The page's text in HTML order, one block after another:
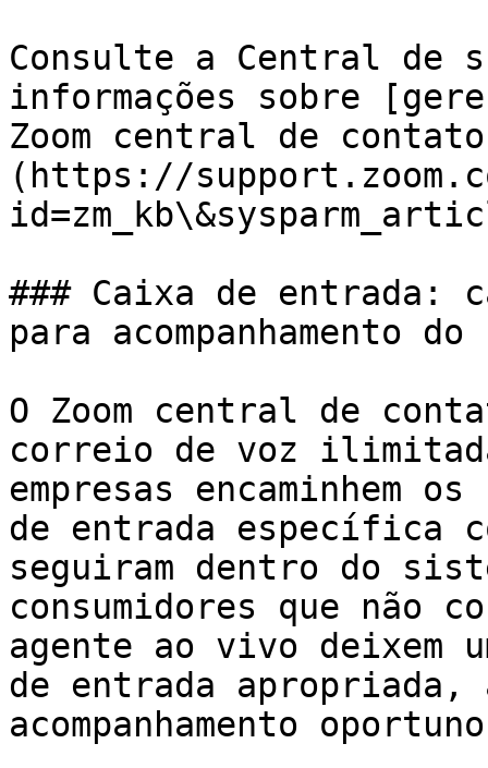
Consulte a Central de
informações sobre
Zoom central de
(https://
### Caixa de entrada:
para acompanhamento do
O Zoom central de
correio de voz
empresas encaminhem
de entrada específica
seguiram dentro do
consumidores que não
agente ao vivo deixem
de entrada
acompanhamento